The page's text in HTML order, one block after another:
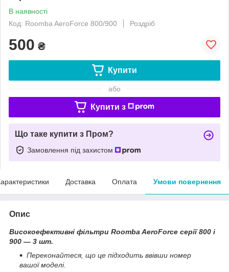
В наявності
Код: Roomba AeroForce 800/900
Роздріб
500 ₴
Купити
або
Купити з
Що таке купити з Пром?
Замовлення під захистом
Доставка Оплата Умови повернення
Опис
Високоефективні фільтри Roomba AeroForce серії 800 і
900 — 3 шт.
Переконайтеся, що це підходить ввівши номер
вашої моделі.